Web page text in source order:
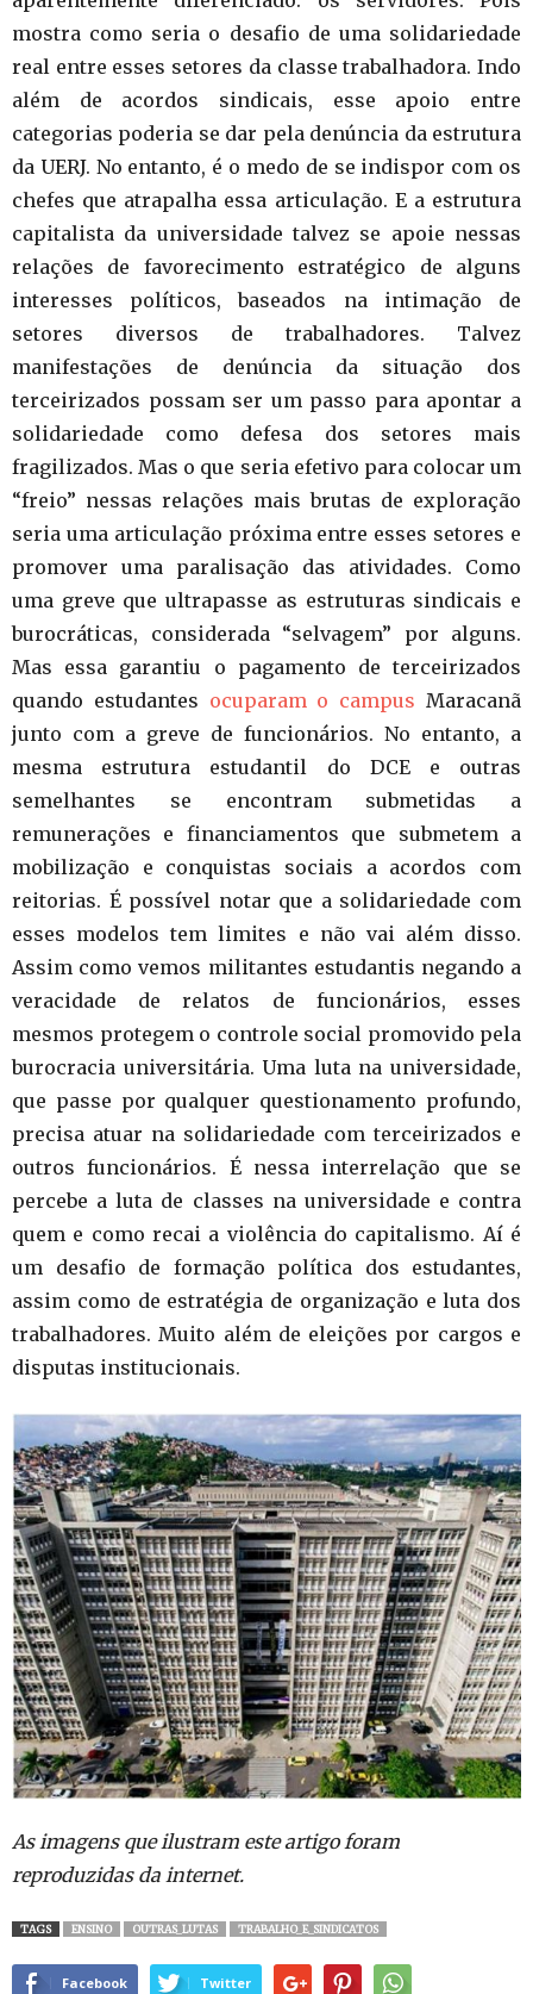
mostra como seria o desafio de uma solidariedade
real entre esses setores da classe trabalhadora. Indo
além de acordos sindicais, esse apoio entre
categorias poderia se dar pela denúncia da estrutura
da UERJ. No entanto, é o medo de se indispor com os
chefes que atrapalha essa articulação. E a estrutura
capitalista da universidade talvez se apoie nessas
relações de favorecimento estratégico de alguns
interesses políticos, baseados na intimação de
setores diversos de trabalhadores. Talvez
manifestações de denúncia da situação dos
terceirizados possam ser um passo para apontar a
solidariedade como defesa dos setores mais
fragilizados. Mas o que seria efetivo para colocar um
“freio” nessas relações mais brutas de exploração
seria uma articulação próxima entre esses setores e
promover uma paralisação das atividades. Como
uma greve que ultrapasse as estruturas sindicais e
burocráticas, considerada “selvagem” por alguns.
Mas essa garantiu o pagamento de terceirizados
quando estudantes ocuparam o campus Maracanã
junto com a greve de funcionários. No entanto, a
mesma estrutura estudantil do DCE e outras
semelhantes se encontram submetidas a
remunerações e financiamentos que submetem a
mobilização e conquistas sociais a acordos com
reitorias. É possível notar que a solidariedade com
esses modelos tem limites e não vai além disso.
Assim como vemos militantes estudantis negando a
veracidade de relatos de funcionários, esses
mesmos protegem o controle social promovido pela
burocracia universitária. Uma luta na universidade,
que passe por qualquer questionamento profundo,
precisa atuar na solidariedade com terceirizados e
outros funcionários. É nessa interrelação que se
percebe a luta de classes na universidade e contra
quem e como recai a violência do capitalismo. Aí é
um desafio de formação política dos estudantes,
assim como de estratégia de organização e luta dos
trabalhadores. Muito além de eleições por cargos e
disputas institucionais.
As imagens que ilustram este artigo foram
reproduzidas da internet.
TAGS ENSINO OUTRAS_LUTAS TRABALHO_E_SINDICATOS
Facebook Twitter